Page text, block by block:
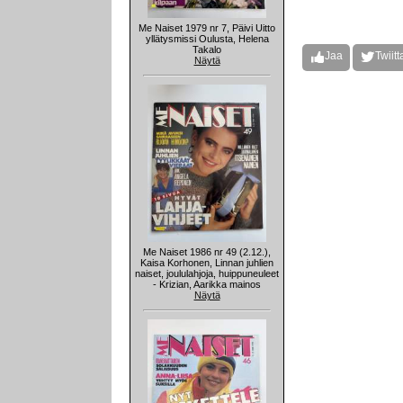
Me Naiset 1979 nr 7, Päivi Uitto
yllätysmissi Oulusta, Helena
Takalo
Näytä
Me Naiset 1986 nr 49 (2.12.),
Kaisa Korhonen, Linnan juhlien
naiset, joululahjoja, huippuneuleet
- Krizian, Aarikka mainos
Näytä
Jaa